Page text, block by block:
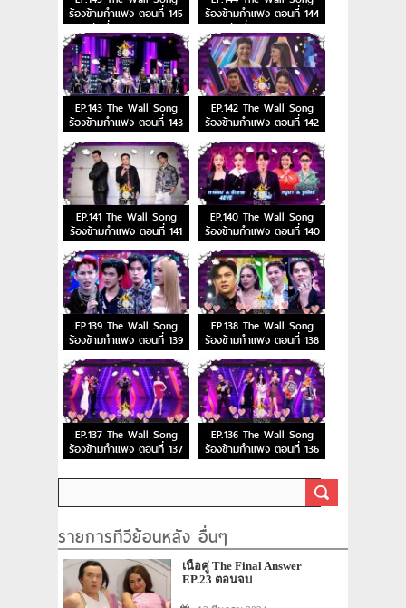
ร้องข้ามกำแพง ตอนที่ 145
วันที่ 15 มิ.ย. 66
ร้องข้ามกำแพง ตอนที่ 144
วันที่ 8 มิ.ย. 66
EP.143 The Wall Song
ร้องข้ามกำแพง ตอนที่ 143
EP.142 The Wall Song
ร้องข้ามกำแพง ตอนที่ 142
EP.141 The Wall Song
ร้องข้ามกำแพง ตอนที่ 141
EP.140 The Wall Song
ร้องข้ามกำแพง ตอนที่ 140
EP.139 The Wall Song
ร้องข้ามกำแพง ตอนที่ 139
EP.138 The Wall Song
ร้องข้ามกำแพง ตอนที่ 138
EP.137 The Wall Song
ร้องข้ามกำแพง ตอนที่ 137
EP.136 The Wall Song
ร้องข้ามกำแพง ตอนที่ 136
รายการทีวีย้อนหลัง อื่นๆ
เนื้อคู่ The Final Answer
EP.23 ตอนจบ